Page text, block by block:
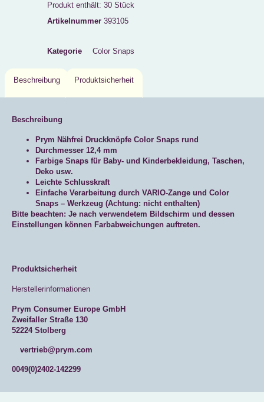
Produkt enthält: 30 Stück
Artikelnummer 393105
Kategorie Color Snaps
Beschreibung Produktsicherheit
Beschreibung
Prym Nähfrei Druckknöpfe Color Snaps rund
Durchmesser 12,4 mm
Farbige Snaps für Baby- und Kinderbekleidung, Taschen,
Deko usw.
Leichte Schlusskraft
Einfache Verarbeitung durch VARIO-Zange und Color
Snaps – Werkzeug (Achtung: nicht enthalten)
Bitte beachten: Je nach verwendetem Bildschirm und dessen
Einstellungen können Farbabweichungen auftreten.
Produktsicherheit
Herstellerinformationen
Prym Consumer Europe GmbH
Zweifaller Straße 130
52224 Stolberg
vertrieb@prym.com
0049(0)2402-142299